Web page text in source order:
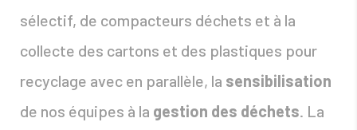
sélectif, de compacteurs déchets et à la
collecte des cartons et des plastiques pour
recyclage avec en parallèle, la sensibilisation
de nos équipes à la gestion des déchets . La